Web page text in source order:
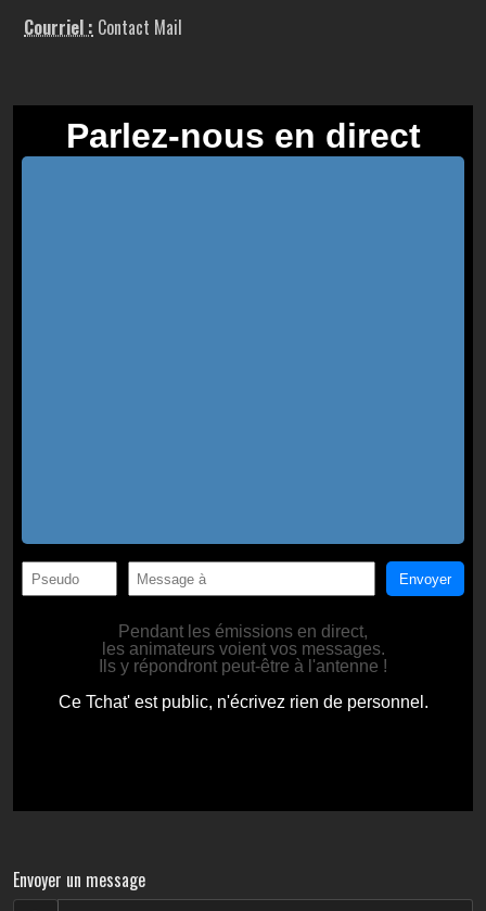
Courriel : Contact Mail
Envoyer un message